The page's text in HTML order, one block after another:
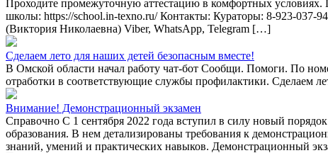
Проходите промежуточную аттестацию в комфортных условиях.
школы: https://school.in-texno.ru/ Контакты: Кураторы: 8-923-037-
(Виктория Николаевна) Viber, WhatsApp, Telegram […]
Сделаем лето для наших детей безопасным вместе!
В Омской области начал работу чат-бот Сообщи. Помоги. По
отработки в соответствующие службы профилактики. Сделаем
Внимание! Демонстрационный экзамен
Справочно С 1 сентября 2022 года вступил в силу новый
образования. В нем детализированы требования к
знаний, умений и практических навыков. Демонстрационный